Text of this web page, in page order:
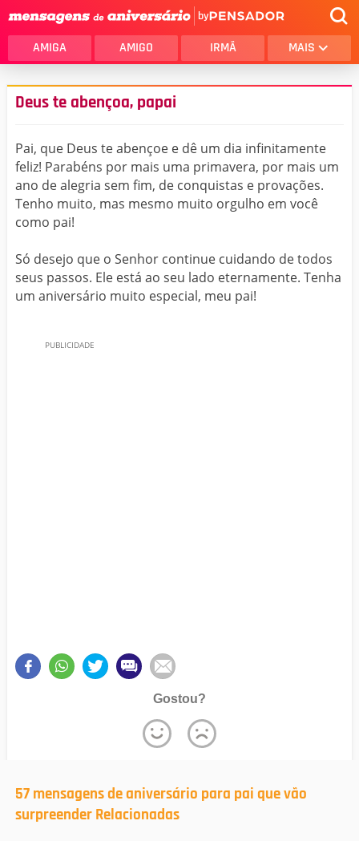
by
AMIGA AMIGO IRMÃ MAIS
Deus te abençoa, papai
Pai, que Deus te abençoe e dê um dia infinitamente
feliz! Parabéns por mais uma primavera, por mais um
ano de alegria sem fim, de conquistas e provações.
Tenho muito, mas mesmo muito orgulho em você
como pai!
Só desejo que o Senhor continue cuidando de todos
seus passos. Ele está ao seu lado eternamente. Tenha
um aniversário muito especial, meu pai!
Gostou?
57 mensagens de aniversário para pai que vão
surpreender Relacionadas